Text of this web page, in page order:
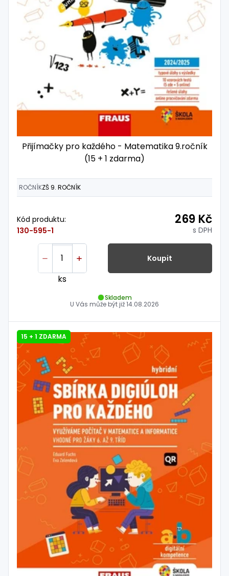
Přijímačky pro každého - Matematika 9.ročník
(15 + 1 zdarma)
ROČNÍKZŠ 9. ROČNÍK
Kód produktu:
130-595-1
269 Kč
s DPH
ks
Koupit
Skladem
U Vás může být již14.08.2026
15 + 1 ZDARMA